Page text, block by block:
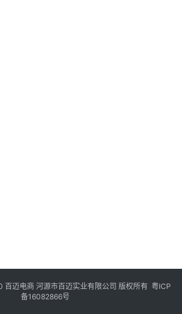
迈电商 河源市百迈实业有限公司 版权所有 粤ICP
备16082866号